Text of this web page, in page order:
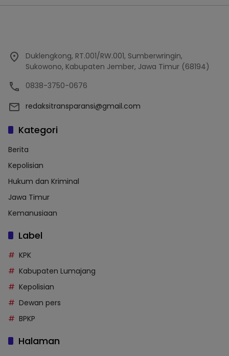
Duklengkong, RT.001/RW.001, Sumberwringin,
Sukowono, Kabupaten Jember, Jawa Timur (68194)
0838-3750-0676
redaksitransparansi@gmail.com
Kategori
Berita
Kepolisian
Hukum dan Kriminal
Jawa Timur
Kemanusiaan
Label
KPK
Kabupaten Lumajang
Kepolisian
Dewan pers
BPKP
Halaman